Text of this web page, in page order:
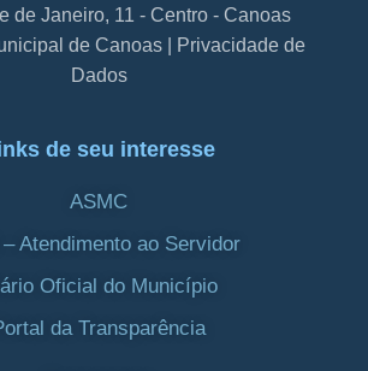
de Janeiro, 11 - Centro - Canoas
de Canoas | Privacidade de
Dados
de seu interesse
ASMC
Atendimento ao Servidor
Oficial do Município
da Transparência